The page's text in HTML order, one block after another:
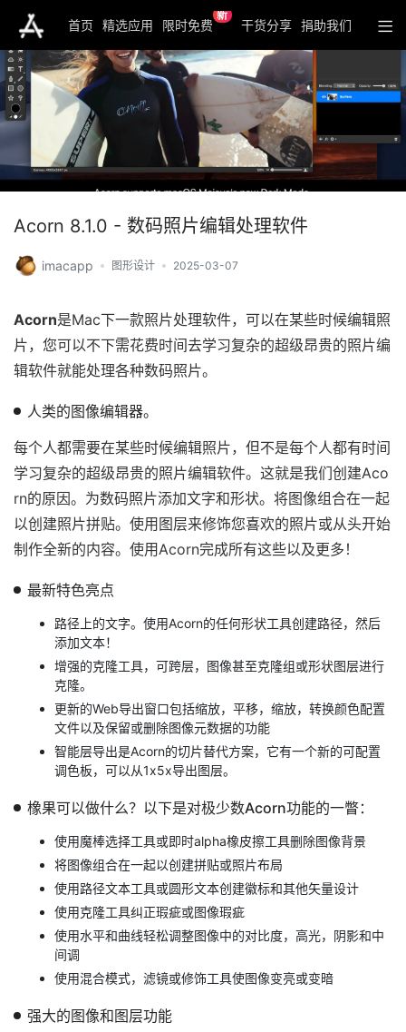
首页 精选应用 限时免费
新
干货分享 捐助我们
Acorn 8.1.0 - 数码照片编辑处理软件
imacapp 图形设计 2025-03-07
Acorn是Mac下一款照片处理软件，可以在某些时候编辑照
片，您可以不下需花费时间去学习复杂的超级昂贵的照片编
辑软件就能处理各种数码照片。
人类的图像编辑器。
每个人都需要在某些时候编辑照片，但不是每个人都有时间
学习复杂的超级昂贵的照片编辑软件。这就是我们创建Aco
rn的原因。为数码照片添加文字和形状。将图像组合在一起
以创建照片拼贴。使用图层来修饰您喜欢的照片或从头开始
制作全新的内容。使用Acorn完成所有这些以及更多！
最新特色亮点
路径上的文字。使用Acorn的任何形状工具创建路径，然后
添加文本！
增强的克隆工具，可跨层，图像甚至克隆组或形状图层进行
克隆。
更新的Web导出窗口包括缩放，平移，缩放，转换颜色配置
文件以及保留或删除图像元数据的功能
智能层导出是Acorn的切片替代方案，它有一个新的可配置
调色板，可以从1x5x导出图层。
橡果可以做什么？以下是对极少数Acorn功能的一瞥​​：
使用魔棒选择工具或即时alpha橡皮擦工具删除图像背景
将图像组合在一起以创建拼贴或照片布局
使用路径文本工具或圆形文本创建徽标和其他矢量设计
使用克隆工具纠正瑕疵或图像瑕疵
使用水平和曲线轻松调整图像中的对比度，高光，阴影和中
间调
使用混合模式，滤镜或修饰工具使图像变亮或变暗
强大的图像和图层功能